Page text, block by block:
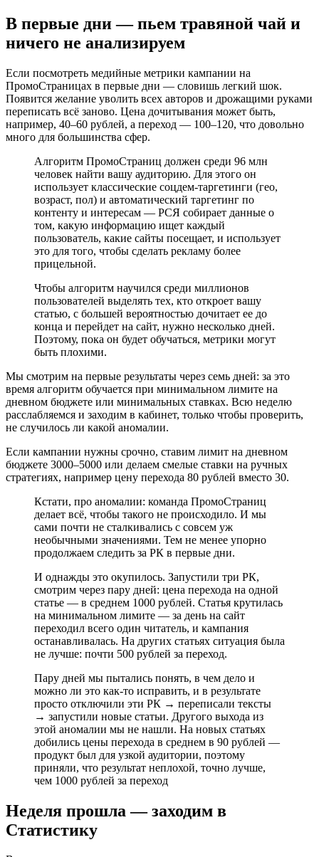
В первые дни — пьем травяной чай и
ничего не анализируем
Если посмотреть медийные метрики кампании на
ПромоСтраницах в первые дни — словишь легкий шок.
Появится желание уволить всех авторов и дрожащими руками
переписать всё заново. Цена дочитывания может быть,
например, 40–60 рублей, а переход — 100–120, что довольно
много для большинства сфер.
Алгоритм ПромоСтраниц должен среди 96 млн
человек найти вашу аудиторию. Для этого он
использует классические соцдем-таргетинги (гео,
возраст, пол) и автоматический таргетинг по
контенту и интересам — РСЯ собирает данные о
том, какую информацию ищет каждый
пользователь, какие сайты посещает, и использует
это для того, чтобы сделать рекламу более
прицельной.
Чтобы алгоритм научился среди миллионов
пользователей выделять тех, кто откроет вашу
статью, с большей вероятностью дочитает ее до
конца и перейдет на сайт, нужно несколько дней.
Поэтому, пока он будет обучаться, метрики могут
быть плохими.
Мы смотрим на первые результаты через семь дней: за это
время алгоритм обучается при минимальном лимите на
дневном бюджете или минимальных ставках. Всю неделю
расслабляемся и заходим в кабинет, только чтобы проверить,
не случилось ли какой аномалии.
Если кампании нужны срочно, ставим лимит на дневном
бюджете 3000–5000 или делаем смелые ставки на ручных
стратегиях, например цену перехода 80 рублей вместо 30.
Кстати, про аномалии: команда ПромоСтраниц
делает всё, чтобы такого не происходило. И мы
сами почти не сталкивались с совсем уж
необычными значениями. Тем не менее упорно
продолжаем следить за РК в первые дни.
И однажды это окупилось. Запустили три РК,
смотрим через пару дней: цена перехода на одной
статье — в среднем 1000 рублей. Статья крутилась
на минимальном лимите — за день на сайт
переходил всего один читатель, и кампания
останавливалась. На других статьях ситуация была
не лучше: почти 500 рублей за переход.
Пару дней мы пытались понять, в чем дело и
можно ли это как-то исправить, и в результате
просто отключили эти РК → переписали тексты
→ запустили новые статьи. Другого выхода из
этой аномалии мы не нашли. На новых статьях
добились цены перехода в среднем в 90 рублей —
продукт был для узкой аудитории, поэтому
приняли, что результат неплохой, точно лучше,
чем 1000 рублей за переход
Неделя прошла — заходим в
Статистику